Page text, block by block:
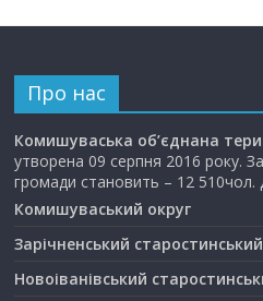
Про нас
Комишуваська об’єднана
утворена 09 серпня 2016 року.
громади становить – 12 510чол.
Комишуваський округ
Зарічненський
Новоіванівський